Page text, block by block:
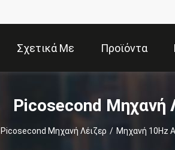
Σχετικά Με Προϊόντα
Picosecond Μηχανή
Picosecond Μηχανή Λέιζερ / Μηχανή 10Hz